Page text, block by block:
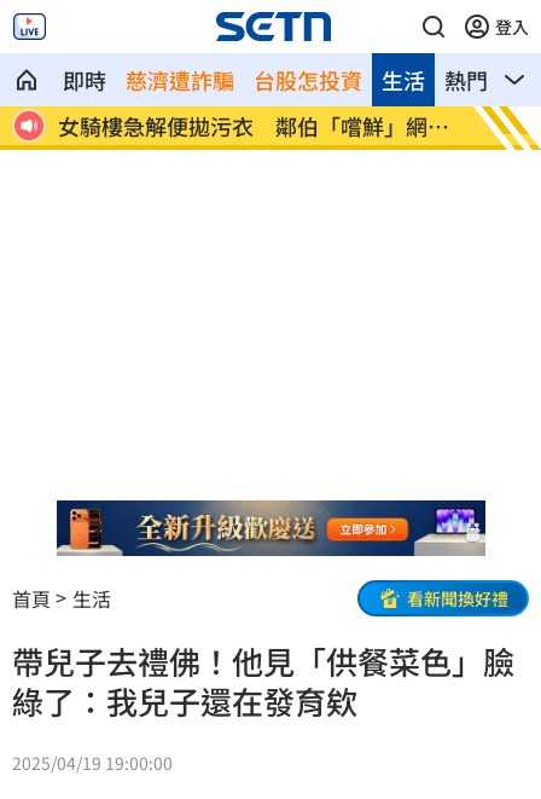
登入
即時 慈濟遭詐騙 台股怎投資 熱門 影
生活
女騎樓急解便拋污衣 鄰伯「嚐鮮」網傻
眼
新/7
曝
首頁 生活 看新聞換好禮
帶兒子去禮佛！他見「供餐菜色」臉
綠了：我兒子還在發育欸
2025/04/19 19:00:00